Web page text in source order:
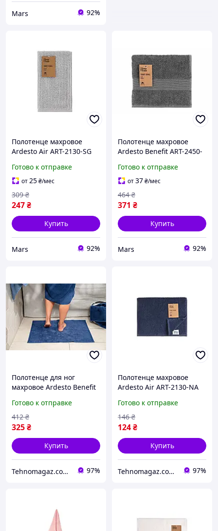
Mars 92%
Полотенце махровое
Ardesto Air ART-2130-SG
Готово к отправке
от25₴/мес
247₴
309 ₴
Купить
Mars 92%
Полотенце махровое
Ardesto Benefit ART-2450-
Готово к отправке
от37₴/мес
371 ₴
464 ₴
Купить
Mars 92%
Полотенце для ног
махровое Ardesto Benefit
темно-синее
Готово к отправке
325₴
412 ₴
Купить
Tehnomagaz.com.ua - это передовой интернет-магазин, специализирующийся на продаже техники 97%
Полотенце махровое
Ardesto Air ART-2130-NA
Готово к отправке
124₴
146 ₴
Купить
Tehnomagaz.com.ua - это передовой интернет-магазин, специализирующийся на продаже техники 97%